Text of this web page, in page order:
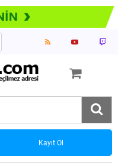
Kayıt Ol